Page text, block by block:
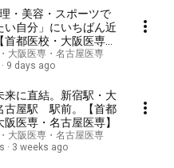
・美容・スポーツで
い自分」にいちばん近
首都医校・大阪医専・
専】
大阪医専・名古屋医専
9 days ago
来に直結。新宿駅・大
古屋駅 駅前。【首都
阪医専・名古屋医専】
大阪医専・名古屋医専
3 weeks ago